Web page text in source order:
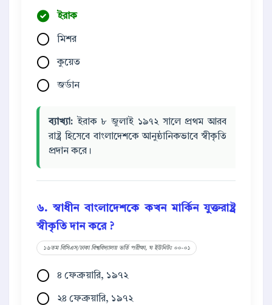
ইরাক
মিশর
কুয়েত
জর্ডান
ব্যাখ্যা: ইরাক ৮ জুলাই ১৯৭২ সালে প্রথম আরব
রাষ্ট্র হিসেবে বাংলাদেশকে আনুষ্ঠানিকভাবে স্বীকৃতি
প্রদান করে।
৬. স্বাধীন বাংলাদেশকে কখন মার্কিন যুক্তরাষ্ট্র
স্বীকৃতি দান করে ?
১৬তম বিসিএস/ঢাকা বিশ্ববিদ্যালয় ভর্তি পরীক্ষা, ঘ ইউনিটঃ ০০-০১
৪ ফেব্রুয়ারি, ১৯৭২
২৪ ফেব্রুয়ারি, ১৯৭২